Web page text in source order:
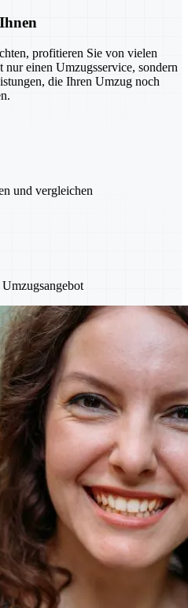
profitieren Sie von vielen
einen Umzugsservice, sondern
die Ihren Umzug noch
und vergleichen